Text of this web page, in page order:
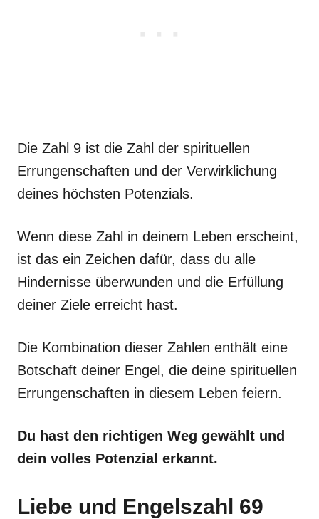
Die Zahl 9 ist die Zahl der spirituellen
Errungenschaften und der Verwirklichung
deines höchsten Potenzials.
Wenn diese Zahl in deinem Leben erscheint,
ist das ein Zeichen dafür, dass du alle
Hindernisse überwunden und die Erfüllung
deiner Ziele erreicht hast.
Die Kombination dieser Zahlen enthält eine
Botschaft deiner Engel, die deine spirituellen
Errungenschaften in diesem Leben feiern.
Du hast den richtigen Weg gewählt und
dein volles Potenzial erkannt.
Liebe und Engelszahl 69